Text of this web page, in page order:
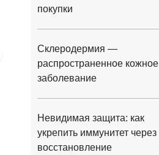
покупки
Склеродермия —
распространенное кожное
заболевание
Невидимая защита: как
укрепить иммунитет через
восстановление